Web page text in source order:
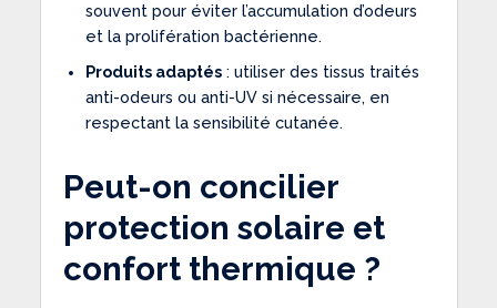
souvent pour éviter l’accumulation d’odeurs
et la prolifération bactérienne.
Produits adaptés: utiliser des tissus traités
anti-odeurs ou anti-UV si nécessaire, en
respectant la sensibilité cutanée.
Peut-on concilier
protection solaire et
confort thermique ?